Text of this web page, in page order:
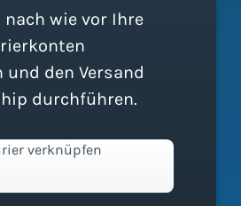
nach wie vor Ihre
den Versand
durchführen.
verknüpfen